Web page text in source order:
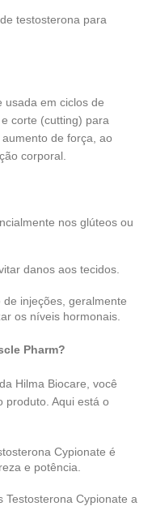
testosterona para
usada em ciclos de
corte (cutting) para
de força, ao
corporal.
nos glúteos ou
danos aos tecidos.
injeções, geralmente
os níveis hormonais.
Pharm?
Hilma Biocare, você
produto. Aqui está o
Cypionate é
e potência.
Testosterona Cypionate a